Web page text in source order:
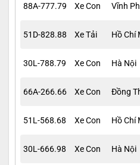
88A-777.79 Xe Con Vĩnh
51D-828.88 Xe Tải Hồ Chí
30L-788.79 Xe Con Hà Nội
66A-266.66 Xe Con Đồng
51L-568.68 Xe Con Hồ Chí
30L-666.98 Xe Con Hà Nội